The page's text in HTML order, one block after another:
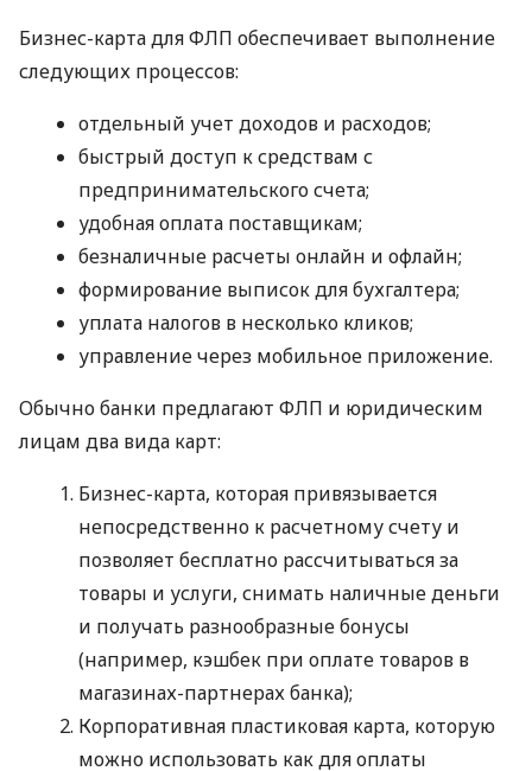
Бизнес-карта для ФЛП обеспечивает выполнение
следующих процессов:
отдельный учет доходов и расходов;
быстрый доступ к средствам с
предпринимательского счета;
удобная оплата поставщикам;
безналичные расчеты онлайн и офлайн;
формирование выписок для бухгалтера;
уплата налогов в несколько кликов;
управление через мобильное приложение.
Обычно банки предлагают ФЛП и юридическим
лицам два вида карт:
Бизнес-карта, которая привязывается
непосредственно к расчетному счету и
позволяет бесплатно рассчитываться за
товары и услуги, снимать наличные деньги
и получать разнообразные бонусы
(например, кэшбек при оплате товаров в
магазинах-партнерах банка);
Корпоративная пластиковая карта, которую
можно использовать как для оплаты